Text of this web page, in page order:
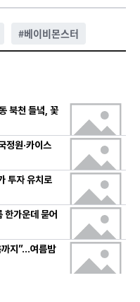
#베이비몬스터
북천 들녘, 꽃
정원·카이스
투자 유치로
가운데 묻어
까지”…여름밤